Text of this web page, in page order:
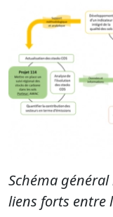
Schéma
liens forts entre